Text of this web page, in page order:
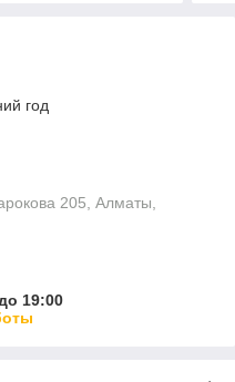
год
205, Алматы,
19:00